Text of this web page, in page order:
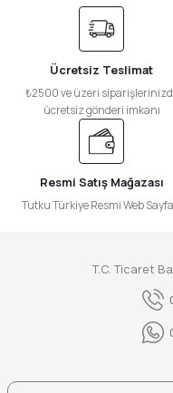
Ücretsiz Teslimat
₺2500 ve üzeri
ücretsiz gönderi imkanı
Resmi Satış Mağazası
Tutku Türkiye Resmi Web
T.C. Ticaret